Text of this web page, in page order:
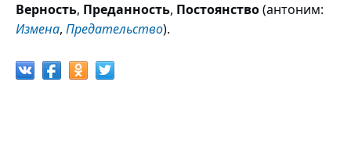
Верность, Преданность, Постоянство(антоним:
Измена, Предательство).